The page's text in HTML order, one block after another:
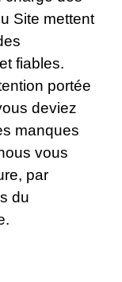
Site mettent
fiables.
portée
deviez
manques
vous
par
du